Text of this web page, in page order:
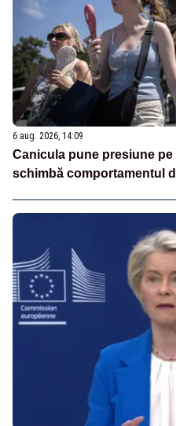
6 aug. 2026, 14:09
Canicula pune presiune
schimbă comportamentul